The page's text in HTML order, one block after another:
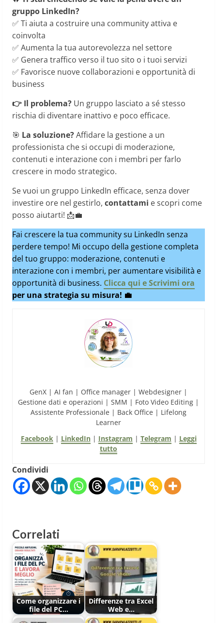
gruppo LinkedIn?
✅ Ti aiuta a costruire una community attiva e
coinvolta
✅ Aumenta la tua autorevolezza nel settore
✅ Genera traffico verso il tuo sito o i tuoi servizi
✅ Favorisce nuove collaborazioni e opportunità di
business
👉 Il problema? Un gruppo lasciato a sé stesso
rischia di diventare inattivo e poco efficace.
🎯 La soluzione?Affidare la gestione a un
professionista che si occupi di moderazione,
contenuti e interazione con i membri per farlo
crescere in modo strategico.
Se vuoi un gruppo LinkedIn efficace, senza dover
investire ore nel gestirlo, contattami e scopri come
posso aiutarti! 📩💼
Fai crescere la tua community su LinkedIn senza
perdere tempo! Mi occupo della gestione completa
del tuo gruppo: moderazione, contenuti e
interazione con i membri, per aumentare visibilità e
opportunità di business. Clicca qui e Scrivimi ora
per una strategia su misura! 💼
GenX | AI fan | Office manager | Webdesigner |
Gestione dati e operazioni | SMM | Foto Video Editing |
Assistente Professionale | Back Office | Lifelong
Learner
Facebook| LinkedIn| Instagram | Telegram | Leggi
tutto
Condividi
Correlati
Come organizzare i
file del PC…
Differenze tra Excel
Web e…